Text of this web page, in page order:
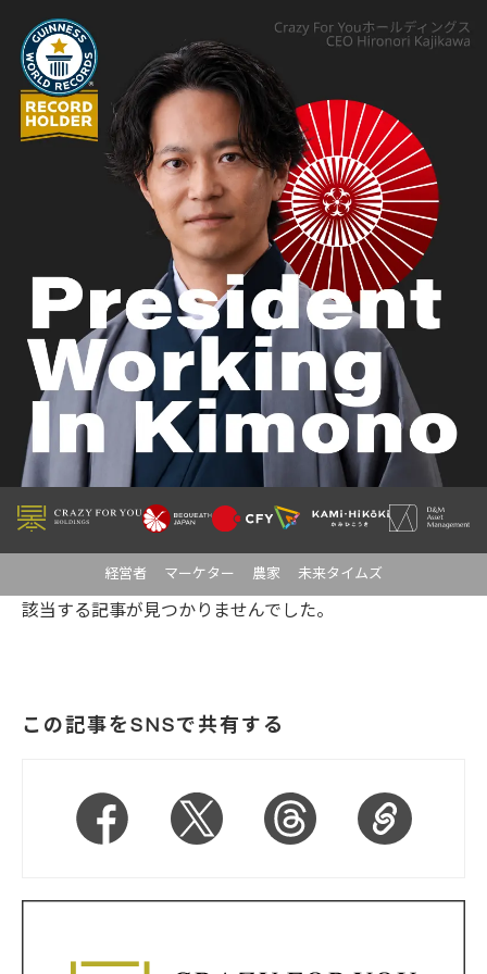
経営者 マーケター 農家 未来タイムズ
該当する記事が見つかりませんでした。
この記事をSNSで共有する